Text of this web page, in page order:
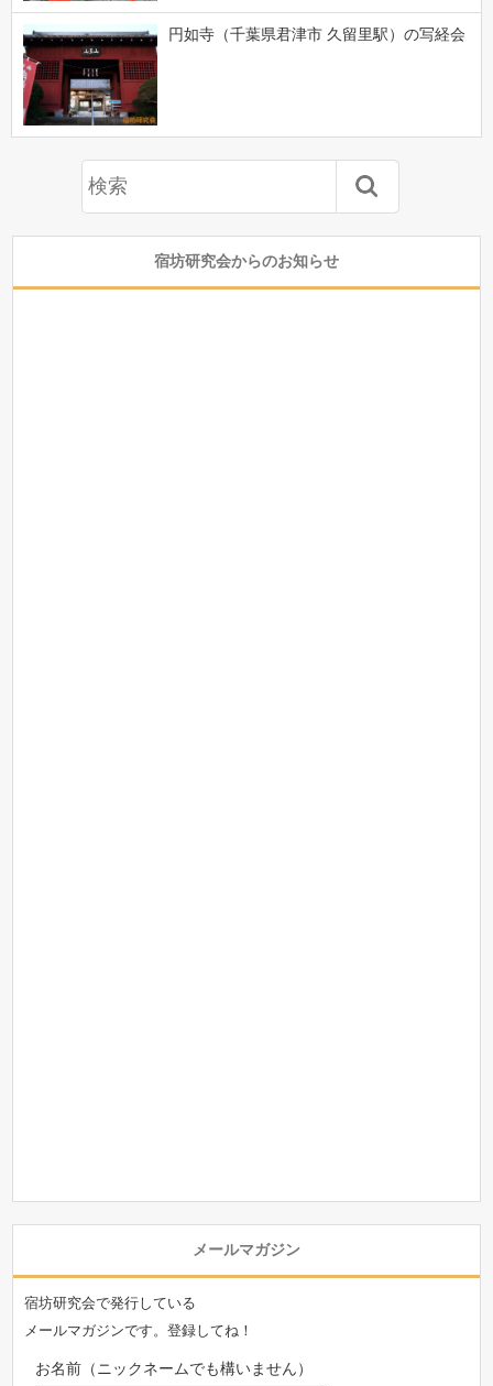
円如寺（千葉県君津市 久留里駅）の写経会
宿坊研究会からのお知らせ
メールマガジン
宿坊研究会で発行している
メールマガジンです。登録してね！
お名前（ニックネームでも構いません）